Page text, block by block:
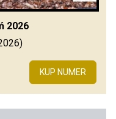
2026
KUP NUMER